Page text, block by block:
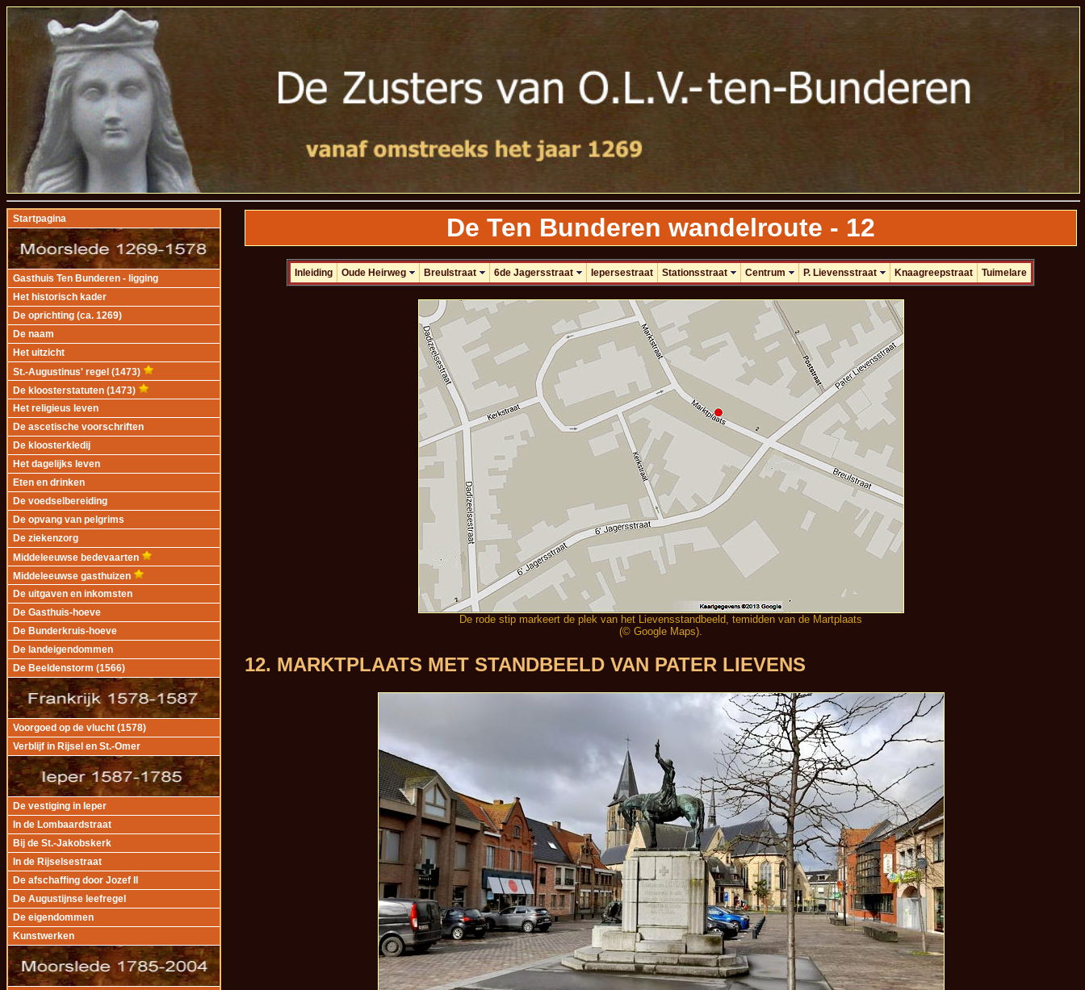
Startpagina
Gasthuis Ten Bunderen - ligging
Het historisch kader
De oprichting (ca. 1269)
De naam
Het uitzicht
St.-Augustinus' regel (1473)
De kloosterstatuten (1473)
Het religieus leven
De ascetische voorschriften
De kloosterkledij
Het dagelijks leven
Eten en drinken
De voedselbereiding
De opvang van pelgrims
De ziekenzorg
Middeleeuwse bedevaarten
Middeleeuwse gasthuizen
De uitgaven en inkomsten
De Gasthuis-hoeve
De Bunderkruis-hoeve
De landeigendommen
De Beeldenstorm (1566)
Voorgoed op de vlucht (1578)
Verblijf in Rijsel en St.-Omer
De vestiging in Ieper
In de Lombaardstraat
Bij de St.-Jakobskerk
In de Rijselsestraat
De afschaffing door Jozef II
De Augustijnse leefregel
De eigendommen
Kunstwerken
De Ten Bunderen wandelroute - 12
Inleiding Oude Heirweg Breulstraat 6de Jagersstraat Iepersestraat Stationsstraat Centrum P. Lievensstraat Knaagreepstraat Tuimelare
De rode stip markeert de plek van het Lievensstandbeeld, temidden van de Martplaats
(© Google Maps).
12. MARKTPLAATS MET STANDBEELD VAN PATER LIEVENS